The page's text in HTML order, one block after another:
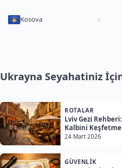
Kosova
Ukrayna Seyahatiniz
ROTALAR
Lviv Gezi
Kalbini
24 Mart 2026
GÜVENLIK